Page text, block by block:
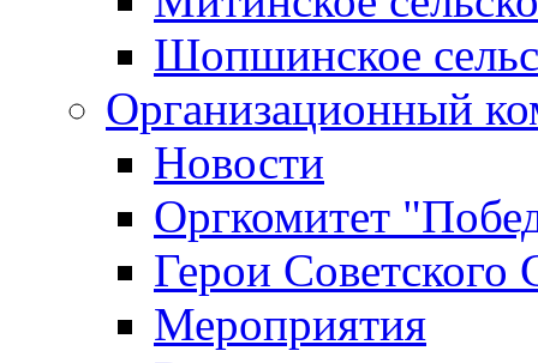
Шопшинское
Организационный
Новости
Оргкомитет
Герои Советского
Мероприятия